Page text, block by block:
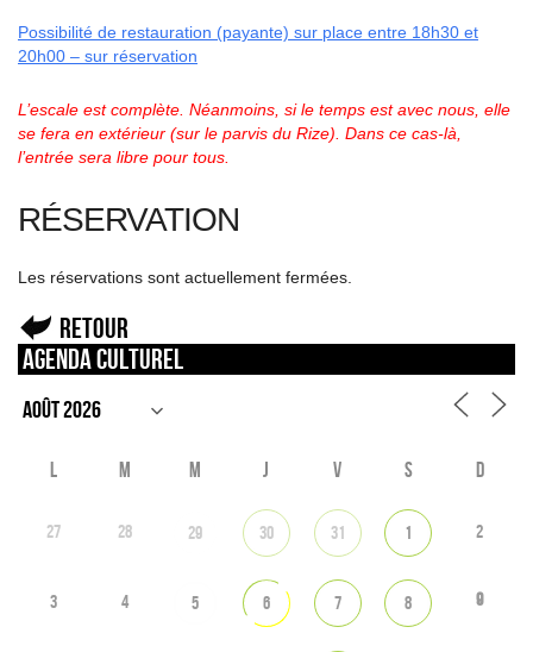
Possibilité de restauration (payante) sur place entre 18h30 et
20h00 – sur réservation
L’escale est complète. Néanmoins, si le temps est avec nous, elle
se fera en extérieur (sur le parvis du Rize). Dans ce cas-là,
l’entrée sera libre pour tous.
RÉSERVATION
Les réservations sont actuellement fermées.
Retour
Agenda culturel
L M M J V S D
27 28 29 30 31 1 2
3 4 5 6 7 8 9